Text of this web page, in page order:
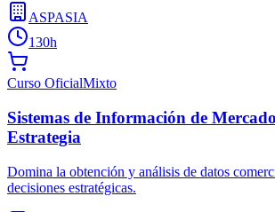
ASPASIA
130h
Curso OficialMixto
Sistemas de Información de
Estrategia
Domina la obtención y análisis de datos
decisiones estratégicas.